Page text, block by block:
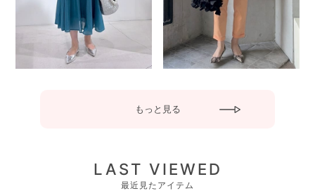
もっと見る
LAST VIEWED
最近見たアイテム